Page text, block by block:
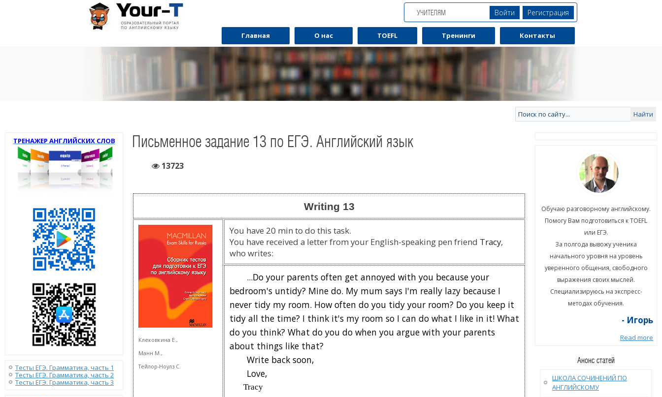
УЧИТЕЛЯМ Войти Регистрация
Главная О нас TOEFL Тренинги Контакты
ТРЕНАЖЕР АНГЛИЙСКИХ СЛОВ
Тесты ЕГЭ. Грамматика, часть 1
Тесты ЕГЭ. Грамматика, часть 2
Тесты ЕГЭ. Грамматика, часть 3
Письменное задание 13 по ЕГЭ. Английский язык
13723
Writing 13
Клековкина Е.,
Манн М.,
Тейлор-Ноулз С.
You have 20 min to do this task.
You have received a letter from your English-speaking pen friend Tracy,
who writes:
...Do your parents often get annoyed with you because your
bedroom's untidy? Mine do. My mum says I'm really lazy because I
never tidy my room. How often do you tidy your room? Dо you keep it
tidy all the time? I think it's my room so I can do what I like in it! What
do you think? What do you do when you argue with your parents
about things like that?
Write back soon,
Love,
Tracy
Обучаю разговорному английскому.
Помогу Вам подготовиться к TOEFL
или ЕГЭ.
За полгода вывожу ученика
уверенного общения, свободного
выражения своих мыслей.
Специализируюсь на экспресс-
методах обучения.
- Игорь
Read more
Обучаю разговорному английскому.
Помогу Вам подготовиться к TOEFL
За полгода вывожу ученика
уверенного общения, свободного
выражения своих мыслей.
Специализируюсь на экспресс-
методах обучения.
- Игорь
Read more
Обучаю разговорному английскому.
Помогу Вам подготовиться к TOEFL
или ЕГЭ.
За полгода вывожу ученика
начального уровня на уровень
уверенного общения, свободного
выражения своих мыслей.
Специализируюсь на экспресс-
методах обучения.
- Игорь
Read more
Анонс статей
ШКОЛА СОЧИНЕНИЙ ПО
АНГЛИЙСКОМУ